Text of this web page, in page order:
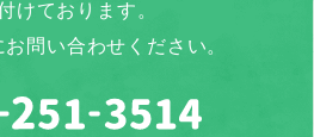
けております。
問い合わせください。